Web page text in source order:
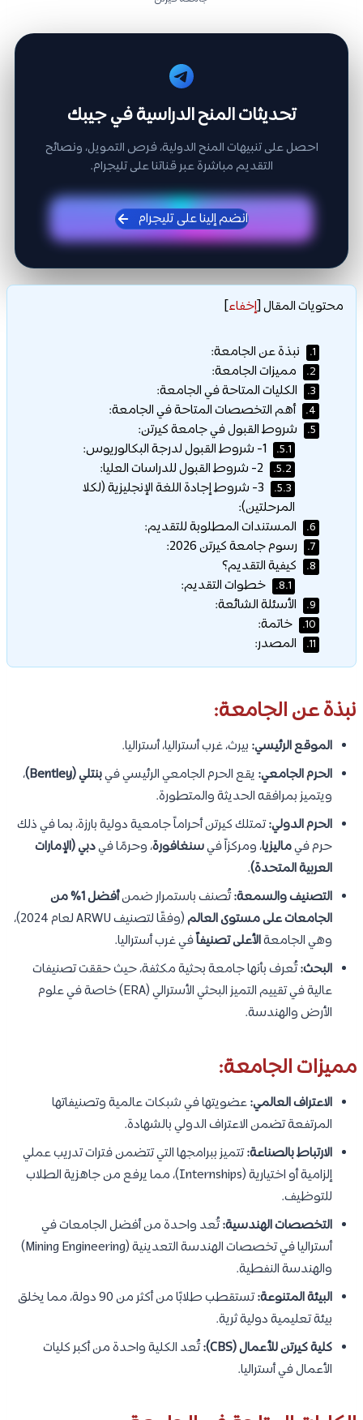
تحديثات المنح الدراسية في جيبك
احصل على تنبيهات المنح الدولية، فرص التمويل، ونصائح
التقديم مباشرة عبر قناتنا على تليجرام.
انضم إلينا على تليجرام
محتويات المقال[إخفاء]
1. نبذة عن الجامعة:
2. مميزات الجامعة:
3. الكليات المتاحة في الجامعة:
4. أهم التخصصات المتاحة في الجامعة:
5. شروط القبول في جامعة كيرتن:
5.1.
5.2.
5.3.
3- شروط إجادة اللغة الإنجليزية (لكلا
المرحلتين):
6. المستندات المطلوبة للتقديم:
7. رسوم جامعة كيرتن 2026:
8. كيفية التقديم؟
8.1. خطوات التقديم:
9. الأسئلة الشائعة:
10. خاتمة:
11. المصدر:
نبذة عن الجامعة:
الموقع الرئيسي: بيرث، غرب أستراليا، أستراليا.
الحرم الجامعي: يقع الحرم الجامعي الرئيسي فيبنتلي (Bentley)
،
ويتميز بمرافقه الحديثة والمتطورة.
الحرم الدولي:تمتلك كيرتن أحراماً جامعية دولية بارزة، بما في ذلك
حرم فيماليزيا، ومركزاً فيسنغافورة، وحرمًا فيدبي (الإمارات
العربية المتحدة).
التصنيف والسمعة:تُصنف باستمرار ضمن
أفضل 1% من
الجامعات على مستوى العالم
(وفقًا لتصنيف ARWU لعام 2024)،
وهي الجامعةالأعلى تصنيفاًفي غرب أستراليا.
البحث:تُعرف بأنها جامعة بحثية مكثفة، حيث حققت تصنيفات
عالية في تقييم التميز البحثي الأسترالي (ERA) خاصة في علوم
الأرض والهندسة.
مميزات الجامعة:
الاعتراف العالمي:عضويتها في شبكات عالمية وتصنيفاتها
المرتفعة تضمن الاعتراف الدولي بالشهادة.
الارتباط بالصناعة:تتميز ببرامجها التي تتضمن فترات تدريب عملي
إلزامية أو اختيارية (Internships)، مما يرفع من جاهزية الطلاب
للتوظيف.
التخصصات الهندسية:تُعد واحدة من أفضل الجامعات في
أستراليا في تخصصات الهندسة التعدينية (Mining Engineering)
والهندسة النفطية.
البيئة المتنوعة:
تستقطب طلابًا من أكثر من 90 دولة، مما يخلق
بيئة تعليمية دولية ثرية.
كلية كيرتن للأعمال (CBS):
تُعد الكلية واحدة من أكبر كليات
الأعمال في أستراليا.